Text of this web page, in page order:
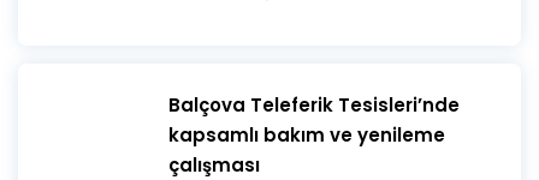
oturulması gerekmektedir.
​Balçova Teleferik Tesisleri’nde
kapsamlı bakım ve yenileme
çalışması